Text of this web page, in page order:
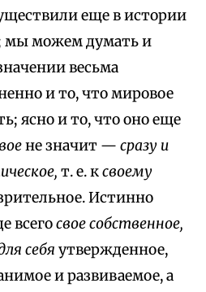
еще в истории
мы можем думать и
весьма
и то, что мировое
ясно и то, что оно еще
не значит — сразу и
т. е. ксвоему
Истинно
всегосвое собственное,
себя утвержденное,
и развиваемое, а